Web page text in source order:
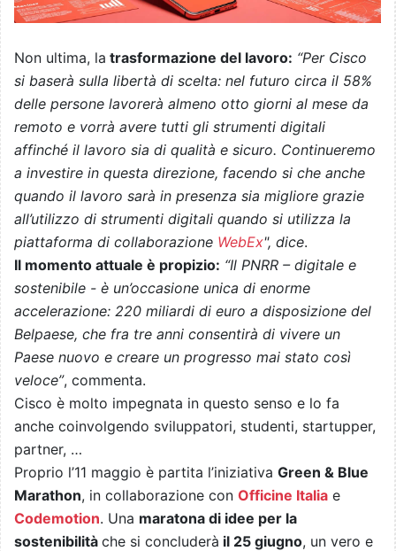
Non ultima, la trasformazione del lavoro: “Per Cisco
si baserà sulla libertà di scelta: nel futuro circa il 58%
delle persone lavorerà almeno otto giorni al mese da
remoto e vorrà avere tutti gli strumenti digitali
affinché il lavoro sia di qualità e sicuro. Continueremo
a investire in questa direzione, facendo si che anche
quando il lavoro sarà in presenza sia migliore grazie
all’utilizzo di strumenti digitali quando si utilizza la
piattaforma di collaborazione WebEx", dice.
Il momento attuale è propizio: “Il PNRR – digitale e
sostenibile - è un’occasione unica di enorme
accelerazione: 220 miliardi di euro a disposizione del
Belpaese, che fra tre anni consentirà di vivere un
Paese nuovo e creare un progresso mai stato così
veloce”, commenta.
Cisco è molto impegnata in questo senso e lo fa
anche coinvolgendo sviluppatori, studenti, startupper,
partner, …
Proprio l’11 maggio è partita l’iniziativa Green & Blue
Marathon, in collaborazione con Officine Italia e
Codemotion. Una maratona di idee per la
sostenibilità che si concluderà il 25 giugno, un vero e